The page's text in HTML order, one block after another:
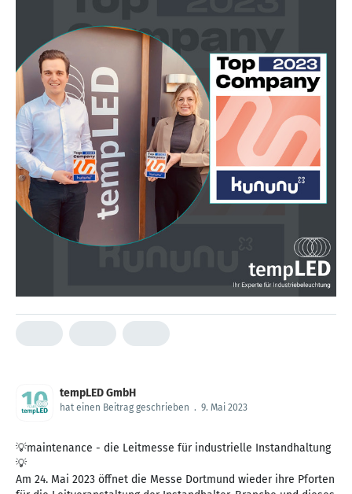
tempLED GmbH
hat einen Beitrag geschrieben . 9. Mai 2023
💡maintenance - die Leitmesse für industrielle Instandhaltung
💡
Am 24. Mai 2023 öffnet die Messe Dortmund wieder ihre Pforten